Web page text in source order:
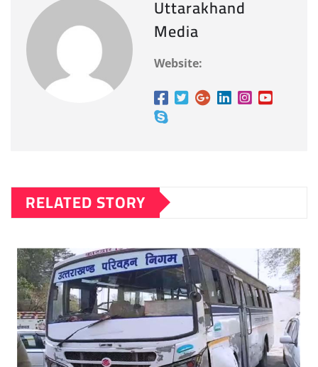
Uttarakhand
Media
Website:
RELATED STORY